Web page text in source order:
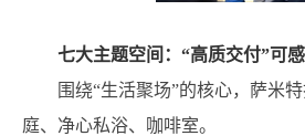
七大主题空间：“高质交付”可
围绕“生活聚场”的核心，萨米
庭、净心私浴、咖啡室。